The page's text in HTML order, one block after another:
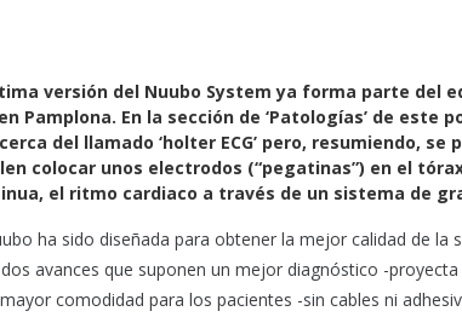
versión del Nuubo System ya forma parte del
Pamplona. En la sección de ‘Patologías’ de este
del llamado ‘holter ECG’ pero, resumiendo, se
colocar unos electrodos (“pegatinas”) en el
el ritmo cardiaco a través de un sistema de
ha sido diseñada para obtener la mejor calidad de la
avances que suponen un mejor diagnóstico -
comodidad para los pacientes -sin cables ni